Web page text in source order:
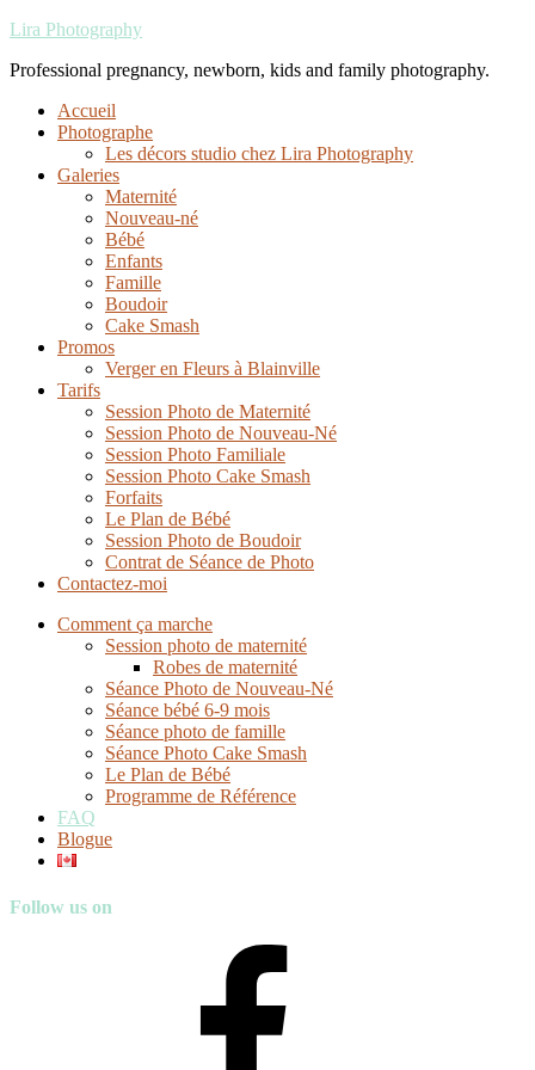
Lira Photography
Professional pregnancy, newborn, kids and family photography.
Accueil
Photographe
Les décors studio chez Lira Photography
Galeries
Maternité
Nouveau-né
Bébé
Enfants
Famille
Boudoir
Cake Smash
Promos
Verger en Fleurs à Blainville
Tarifs
Session Photo de Maternité
Session Photo de Nouveau-Né
Session Photo Familiale
Session Photo Cake Smash
Forfaits
Le Plan de Bébé
Session Photo de Boudoir
Contrat de Séance de Photo
Contactez-moi
Comment ça marche
Session photo de maternité
Robes de maternité
Séance Photo de Nouveau-Né
Séance bébé 6-9 mois
Séance photo de famille
Séance Photo Cake Smash
Le Plan de Bébé
Programme de Référence
FAQ
Blogue
Follow us on